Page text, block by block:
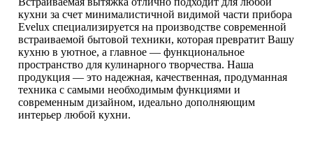
кухни за счет минималистичной видимой части прибора
Evelux специализируется на производстве современной
встраиваемой бытовой техники, которая превратит Вашу
кухню в уютное, а главное — функциональное
пространство для кулинарного творчества. Наша
продукция — это надежная, качественная, продуманная
техника с самыми необходимым функциями и
современным дизайном, идеально дополняющим
интерьер любой кухни.